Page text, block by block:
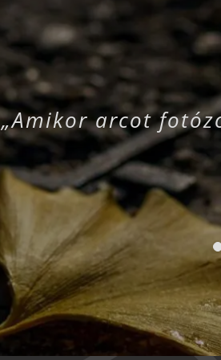
„Amikor arcot